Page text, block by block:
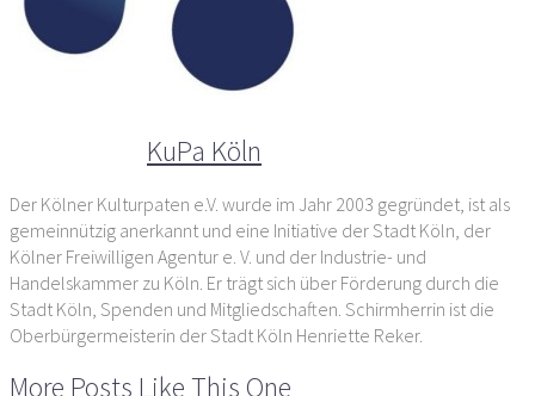
KuPa Köln
Der Kölner Kulturpaten e.V. wurde im Jahr 2003 gegründet, ist als
gemeinnützig anerkannt und eine Initiative der Stadt Köln, der
Kölner Freiwilligen Agentur e. V. und der Industrie- und
Handelskammer zu Köln. Er trägt sich über Förderung durch die
Stadt Köln, Spenden und Mitgliedschaften. Schirmherrin ist die
Oberbürgermeisterin der Stadt Köln Henriette Reker.
More Posts Like This One